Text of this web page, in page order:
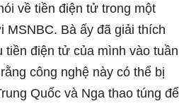
về tiền điện tử trong một
MSNBC. Bà ấy đã giải thích
tiền điện tử của mình vào tuần
công nghệ này có thể bị
Quốc và Nga thao túng để